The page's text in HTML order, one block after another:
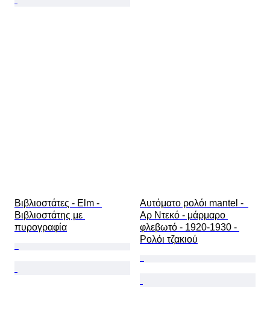
Βιβλιοστάτες - Elm -
Βιβλιοστάτης με
πυρογραφία
Αυτόματο ρολόι mantel -
Αρ Ντεκό - μάρμαρο
φλεβωτό - 1920-1930 -
Ρολόι τζακιού